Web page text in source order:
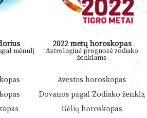
mėnulį
2022 metų horoskopas
Astrologinė prognozė zodiako
ženklams
Avestos horoskopas
Dovanos pagal Zodiako ženklą
Gėlių horoskopas